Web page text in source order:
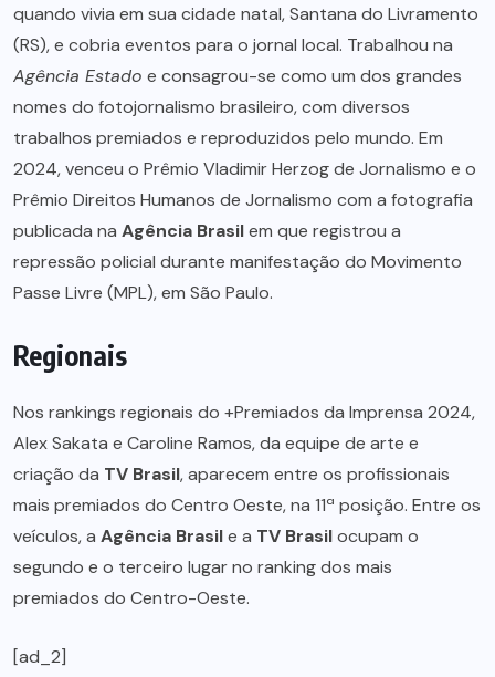
quando vivia em sua cidade natal, Santana do Livramento
(RS), e cobria eventos para o jornal local. Trabalhou na
Agência Estado e consagrou-se como um dos grandes
nomes do fotojornalismo brasileiro, com diversos
trabalhos premiados e reproduzidos pelo mundo. Em
2024, venceu o Prêmio Vladimir Herzog de Jornalismo e o
Prêmio Direitos Humanos de Jornalismo com a fotografia
publicada na Agência Brasilem que registrou a
repressão policial durante manifestação do Movimento
Passe Livre (MPL), em São Paulo.
Regionais
Nos rankings regionais do +Premiados da Imprensa 2024,
Alex Sakata e Caroline Ramos, da equipe de arte e
criação da TV Brasil, aparecem entre os profissionais
mais premiados do Centro Oeste, na 11ª posição. Entre os
veículos, a Agência Brasile a TV Brasilocupam o
segundo e o terceiro lugar no ranking dos mais
premiados do Centro-Oeste.
[ad_2]